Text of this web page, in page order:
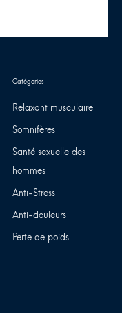
Relaxant musculaire
Somnifères
Santé sexuelle des
hommes
Anti-Stress
Anti-douleurs
Perte de poids